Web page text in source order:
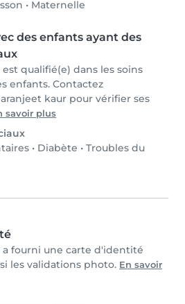
• Maternelle
des enfants ayant des
qualifié(e) dans les soins
enfants. Contactez
kaur pour vérifier ses
savoir plus
• Diabète • Troubles du
a fourni une carte d'identité
les validations photo. En savoir